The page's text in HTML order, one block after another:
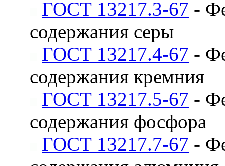
ГОСТ 13217.3-67 -
содержания серы
ГОСТ 13217.4-67 -
содержания кремния
ГОСТ 13217.5-67 -
содержания фосфора
ГОСТ 13217.7-67 -